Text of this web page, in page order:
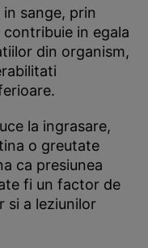
in sange, prin
in egala
din organism,
la ingrasare,
o greutate
ca presiunea
fi un factor de
si a leziunilor